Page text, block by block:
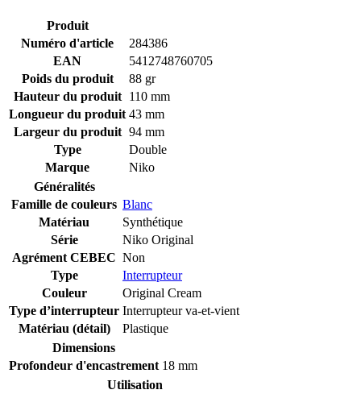
Produit
Numéro d'article
284386
EAN
5412748760705
Poids du produit
88 gr
Hauteur du produit
110 mm
Longueur du produit 43 mm
Largeur du produit 94 mm
Type
Double
Marque
Niko
Généralités
Famille de couleurs Blanc
Matériau
Synthétique
Série
Niko Original
Agrément CEBEC Non
Type
Interrupteur
Couleur
Original Cream
Type d’interrupteur Interrupteur va-et-vient
Matériau (détail)
Plastique
Dimensions
Profondeur d'encastrement 18 mm
Utilisation